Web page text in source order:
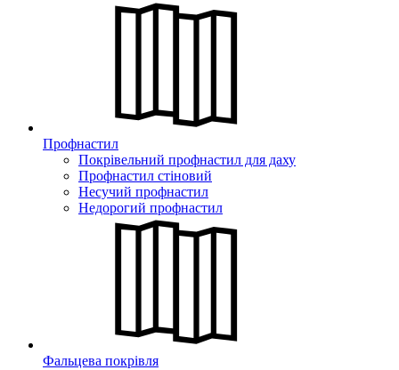
Профнастил
Покрівельний профнастил для даху
Профнастил стіновий
Несучий профнастил
Недорогий профнастил
Фальцева покрівля